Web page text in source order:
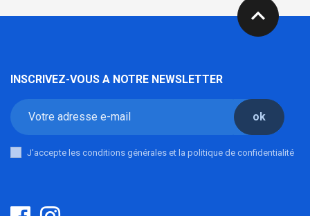
expand_less
INSCRIVEZ-VOUS A NOTRE NEWSLETTER
ok
J'accepte les conditions générales et la politique de confidentialité